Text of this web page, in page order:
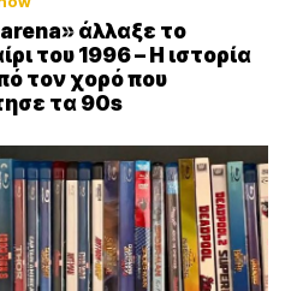
άλλαξε το
του 1996 – Η ιστορία
τον χορό που
τα 90s